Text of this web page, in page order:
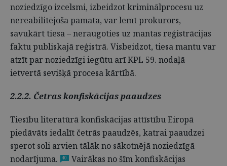
noziedzīgo izcelsmi, izbeidzot kriminālprocesu uz
nereabilitējoša pamata, var lemt prokurors,
savukārt tiesa – neraugoties uz mantas reģistrācijas
faktu publiskajā reģistrā. Visbeidzot, tiesa mantu var
atzīt par noziedzīgi iegūtu arī KPL 59. nodaļā
ietvertā sevišķā procesa kārtībā.
2.2.2. Četras konfiskācijas paaudzes
Tiesību literatūrā konfiskācijas attīstību Eiropā
piedāvāts iedalīt četrās paaudzēs, katrai paaudzei
sperot soli arvien tālāk no sākotnējā noziedzīgā
nodarījuma.
40
Vairākas no šīm konfiskācijas